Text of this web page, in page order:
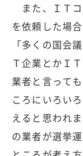
また、ＩＴ
を依頼した場
「多くの国会
Ｔ企業とかＩ
業者と言って
ころにいろい
えると思われ
の業者が選挙